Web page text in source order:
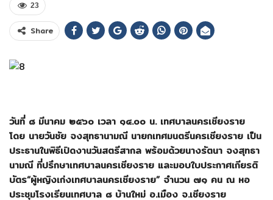
23
Share
วันที่ ๘ มีนาคม ๒๕๖๐ เวลา ๑๔.๐๐ น. เทศบาลนครเชียงราย
โดย นายวันชัย จงสุทธานามณี นายกเทศมนตรีนครเชียงราย เป็น
ประธานในพิธีเปิดงานวันสตรีสากล พร้อมด้วยนางรัตนา จงสุทธา
นามณี ที่ปรึกษาเทศบาลนครเชียงราย และมอบใบประกาศเกียรติ
บัตร“ผู้หญิงเก่งเทศบาลนครเชียงราย” จำนวน ๗๑ คน ณ หอ
ประชุมโรงเรียนเทศบาล ๘ บ้านใหม่ อ.เมือง จ.เชียงราย